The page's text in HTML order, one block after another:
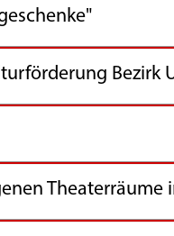
Bezirk
Theaterräume